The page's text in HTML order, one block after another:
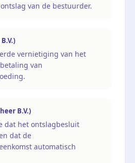
van de bestuurder.
vernietiging van het
van
B.V.)
dat het ontslagbesluit
dat de
automatisch